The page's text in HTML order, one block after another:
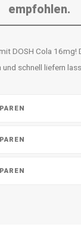
empfohlen.
DOSH Cola
schnell liefern